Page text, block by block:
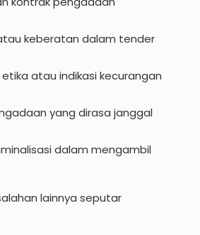
keberatan dalam tender
atau indikasi kecurangan
yang dirasa janggal
dalam mengambil
lainnya seputar